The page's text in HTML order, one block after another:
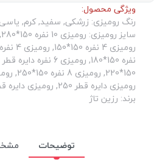
ویژگی محصول:
رنگ رومیزی: زرشکی, سفید, کرم,
رومیزی دایره قطر 250, رومیزی دایره قطر 300
برند: رزین تاژ
توضیحات